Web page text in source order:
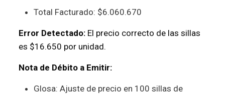
Total Facturado: $6.060.670
Error Detectado:El precio correcto de las sillas
es $16.650 por unidad.
Nota de Débito a Emitir:
Glosa: Ajuste de precio en 100 sillas de